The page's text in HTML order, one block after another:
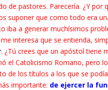
de pastores. Parecería. ¿Y por
suponer que como todo era
iba a generar muchísimos
interesa que se entienda,
. ¿Tú crees que un apóstol tiene
el Catolicismo Romano, pero
de los títulos a los que se
importante: de ejercer la